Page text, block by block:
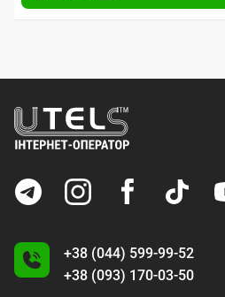
+38 (044) 599-99-52
+38 (093) 170-03-50